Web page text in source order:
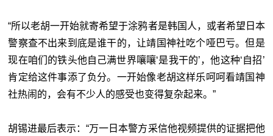
“所以老胡一开始就寄希望于涂鸦者是韩国人，或者希望日本
警察查不出来到底是谁干的，让靖国神社吃个哑巴亏。但是
现在咱们的铁头他自己满世界嚷嚷‘是我干的’，他这种‘自招’
肯定给这件事添了负分。一开始像老胡这样乐呵呵看靖国神
社热闹的，会有不少人的感受也变得复杂起来。”
胡锡进最后表示：“万一日本警方采信他视频提供的证据把他